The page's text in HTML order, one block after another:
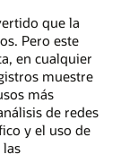
que la
Pero este
en cualquier
muestre
más
de redes
y el uso de
las